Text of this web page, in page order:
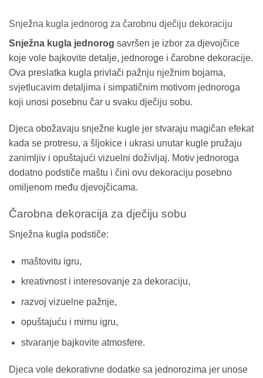
Snježna kugla jednorog za čarobnu dječiju dekoraciju
Snježna kugla jednorog savršen je izbor za djevojčice
koje vole bajkovite detalje, jednoroge i čarobne dekoracije.
Ova preslatka kugla privlači pažnju nježnim bojama,
svjetlucavim detaljima i simpatičnim motivom jednoroga
koji unosi posebnu čar u svaku dječiju sobu.
Djeca obožavaju snježne kugle jer stvaraju magičan efekat
kada se protresu, a šljokice i ukrasi unutar kugle pružaju
zanimljiv i opuštajući vizuelni doživljaj. Motiv jednoroga
dodatno podstiče maštu i čini ovu dekoraciju posebno
omiljenom među djevojčicama.
Čarobna dekoracija za dječiju sobu
Snježna kugla podstiče:
maštovitu igru,
kreativnost i interesovanje za dekoraciju,
razvoj vizuelne pažnje,
opuštajuću i mirnu igru,
stvaranje bajkovite atmosfere.
Djeca vole dekorativne dodatke sa jednorozima jer unose